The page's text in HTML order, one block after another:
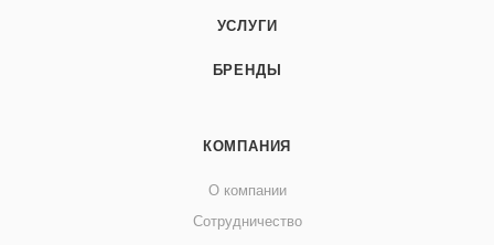
УСЛУГИ
БРЕНДЫ
КОМПАНИЯ
О компании
Сотрудничество